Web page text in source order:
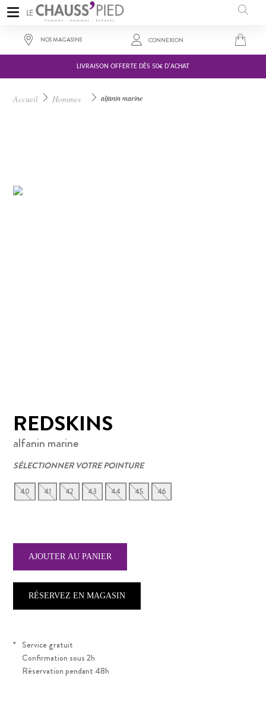
LIVRAISON OFFERTE DÈS 50€ D'ACHAT
NOS MAGASINS CONNEXION
Accueil Hommes alfanin marine
REDSKINS
alfanin marine
SÉLECTIONNER VOTRE POINTURE
40 41 42 43 44 45 46
RÉSERVEZ EN MAGASIN
* Service gratuit
Confirmation sous 2h
Réservation pendant 48h
99,50 €